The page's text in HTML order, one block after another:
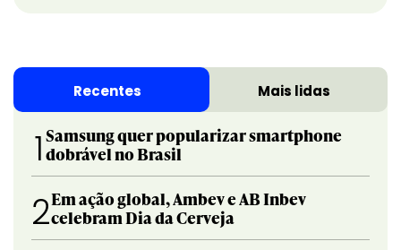
Recentes Mais lidas
1 Samsung quer popularizar smartphone
dobrável no Brasil
2Em ação global, Ambev e AB Inbev
celebram Dia da Cerveja